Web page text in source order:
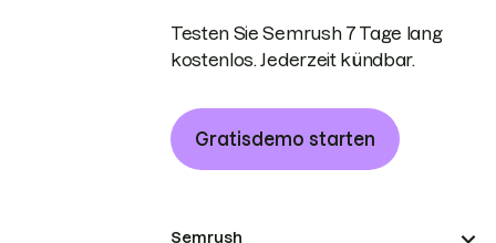
Testen Sie Semrush 7 Tage lang
kostenlos. Jederzeit kündbar.
Gratisdemo starten
Semrush